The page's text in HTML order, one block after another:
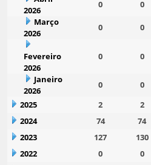
2026
0 0
Março
2026
0 0
Fevereiro
2026
0 0
Janeiro
2026
0 0
2025
2 2
2024
74 74
2023
127 130
2022
0 0